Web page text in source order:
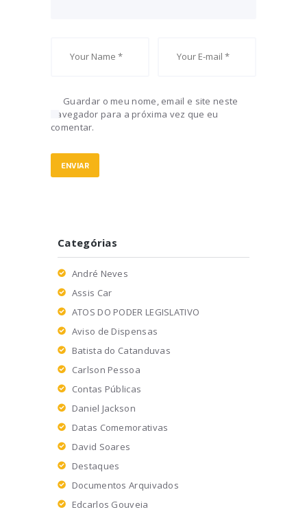
Guardar o meu nome, email e site neste
navegador para a próxima vez que eu
comentar.
Categórias
André Neves
Assis Car
ATOS DO PODER LEGISLATIVO
Aviso de Dispensas
Batista do Catanduvas
Carlson Pessoa
Contas Públicas
Daniel Jackson
Datas Comemorativas
David Soares
Destaques
Documentos Arquivados
Edcarlos Gouveia